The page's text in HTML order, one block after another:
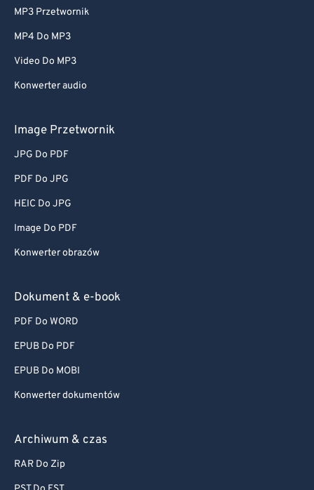
MP3 Przetwornik
MP4 Do MP3
Video Do MP3
Konwerter audio
Image Przetwornik
JPG Do PDF
PDF Do JPG
HEIC Do JPG
Image Do PDF
Konwerter obrazów
Dokument & e-book
PDF Do WORD
EPUB Do PDF
EPUB Do MOBI
Konwerter dokumentów
Archiwum & czas
RAR Do Zip